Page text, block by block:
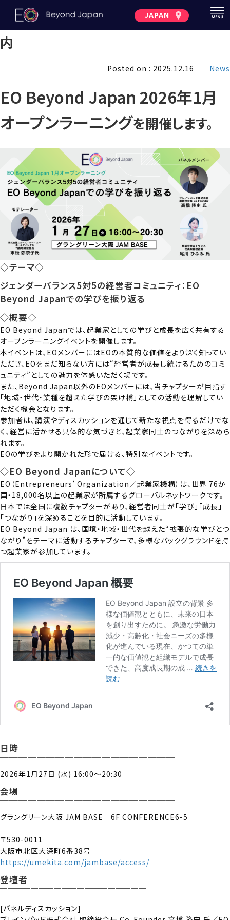
JAPAN
2026年1月オープンラーニングのご案
内
Posted on : 2025.12.16 News
EO Beyond Japan 2026年1月
オープンラーニングを開催します。
◇テーマ◇
ジェンダーバランス5対5の経営者コミュニティ：EO
Beyond Japanでの学びを振り返る
◇概要◇
EO Beyond Japanでは、起業家としての学びと成長を広く共有する
オープンラーニングイベントを開催します。
本イベントは、EOメンバーにはEOの本質的な価値をより深く知ってい
ただき、EOをまだ知らない方には“経営者が成長し続けるためのコミ
ュニティ”としての魅力を体感いただく場です。
また、Beyond Japan以外のEOメンバーには、当チャプターが目指す
「地域・世代・業種を超えた学びの架け橋」としての活動を理解してい
ただく機会となります。
参加者は、講演やディスカッションを通じて新たな視点を得るだけでな
く、経営に活かせる具体的な気づきと、起業家同士のつながりを深めら
れます。
EOの学びをより開かれた形で届ける、特別なイベントです。
◇EO Beyond Japanについて◇
EO（Entrepreneurs’ Organization／起業家機構）は、世界 76か
国・18,000名以上の起業家が所属するグローバルネットワークです。
日本では全国に複数チャプターがあり、経営者同士が「学び」「成長」
「つながり」を深めることを目的に活動しています。
EO Beyond Japan は、国境・地域・世代を越えた“拡張的な学びとつ
ながり”をテーマに活動するチャプターで、多様なバックグラウンドを持
つ起業家が参加しています。
日時
￣￣￣￣￣￣￣￣￣￣￣￣￣￣￣￣￣￣￣
2026年1月27日 (水) 16:00～20:30
会場
￣￣￣￣￣￣￣￣￣￣￣￣￣￣￣￣￣￣￣
グラングリーン大阪 JAM BASE 6F CONFERENCE6-5
〒530-0011
大阪市北区大深町6番38号
https://umekita.com/jambase/access/
登壇者
￣￣￣￣￣￣￣￣￣￣￣￣￣￣￣￣￣￣￣
[パネルディスカッション]